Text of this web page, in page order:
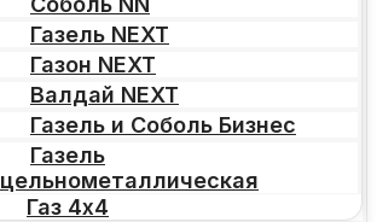
Газель NEXT
Газон NEXT
Валдай NEXT
Газель и Соболь Бизнес
Газель
цельнометаллическая
Газ 4х4